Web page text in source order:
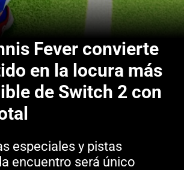
Fever convierte
en la locura más
de Switch 2 con
especiales y pistas
encuentro será único